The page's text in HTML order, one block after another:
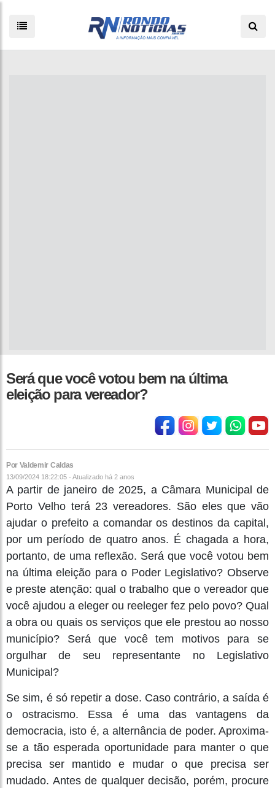
Será que você votou bem na última
eleição para vereador?
Por Valdemir Caldas
13/09/2024 18:22:05 - Atualizado há 2 anos
A partir de janeiro de 2025, a Câmara Municipal de
Porto Velho terá 23 vereadores. São eles que vão
ajudar o prefeito a comandar os destinos da capital,
por um período de quatro anos. É chagada a hora,
portanto, de uma reflexão. Será que você votou bem
na última eleição para o Poder Legislativo? Observe
e preste atenção: qual o trabalho que o vereador que
você ajudou a eleger ou reeleger fez pelo povo? Qual
a obra ou quais os serviços que ele prestou ao nosso
município? Será que você tem motivos para se
orgulhar de seu representante no Legislativo
Municipal?
Se sim, é só repetir a dose. Caso contrário, a saída é
o ostracismo. Essa é uma das vantagens da
democracia, isto é, a alternância de poder. Aproxima-
se a tão esperada oportunidade para manter o que
precisa ser mantido e mudar o que precisa ser
mudado. Antes de qualquer decisão, porém, procure